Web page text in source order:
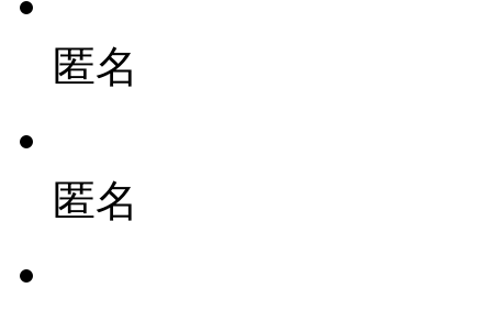
匿名
匿名